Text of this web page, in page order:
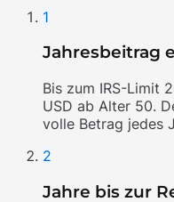
1
Jahresbeitrag
Bis zum IRS-Limit
USD ab Alter 50.
volle Betrag jedes
2
Jahre bis zur